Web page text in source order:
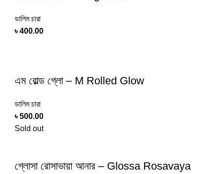
ডালিম চারা
৳400.00
এম রোল্ড গ্লো – M Rolled Glow
ডালিম চারা
৳500.00
Sold out
গ্লোসা রোসাভায়া আনার – Glossa Rosavaya